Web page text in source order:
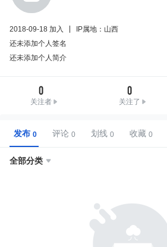
2018-09-18 加入
IP属地：山西
还未添加个人签名
还未添加个人简介
0
关注者
0
关注了
发布 评论 划线 收藏
全部分类 